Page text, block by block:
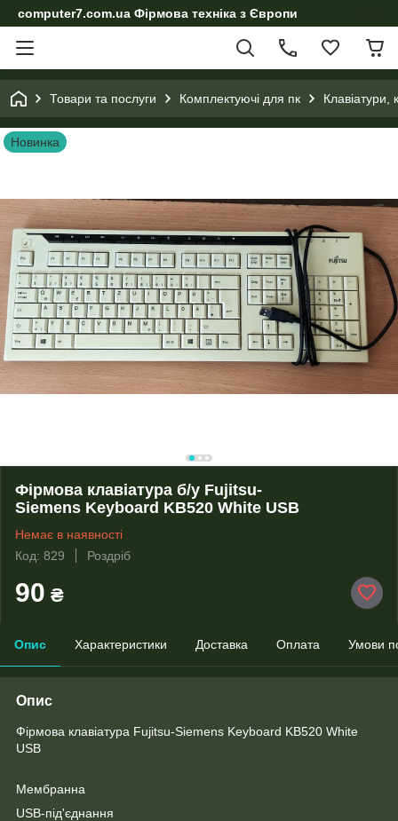
computer7.com.ua Фірмова техніка з Європи
Товари та послуги Комплектуючі для пк
Новинка
Фірмова клавіатура б/у Fujitsu-
Siemens Keyboard KB520 White USB
Немає в наявності
Код: 829
Роздріб
90 ₴
Опис Характеристики Доставка Оплата Умови
Опис
Фірмова клавіатура Fujitsu-Siemens Keyboard KB520 White
USB
Мембранна
USB-під'єднання